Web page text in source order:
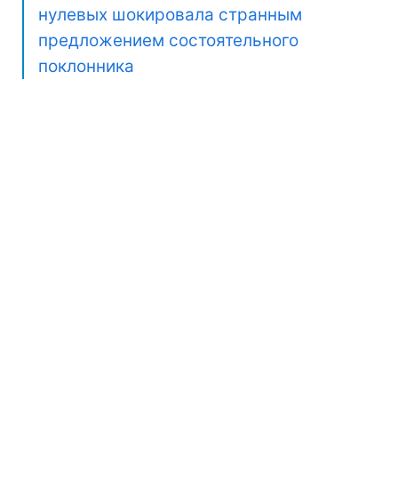
нулевых шокировала странным
предложением состоятельного
поклонника